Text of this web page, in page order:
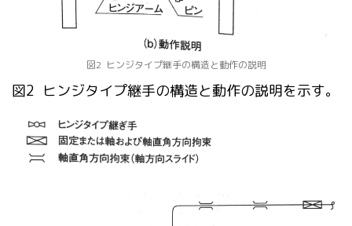
図2 ヒンジタイプ継手の構造と動作の説明
図2 ヒンジタイプ継手の構造と動作の説明を示す。